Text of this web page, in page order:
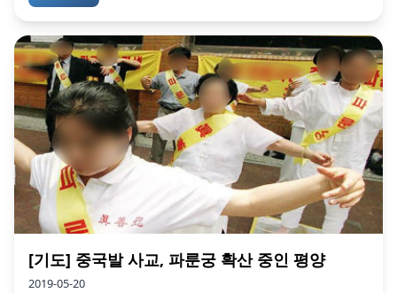
[기도] 중국발 사교, 파룬궁 확산 중인 평양
2019-05-20